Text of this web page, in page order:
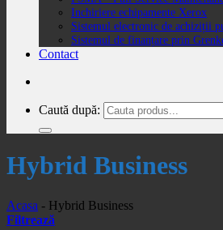
Inchiriere echipamente Xerox
Sistemul electronic de achiziții
Sistemul de finanțare prin
Contact
Caută după:
Hybrid Business
Acasa - Hybrid Business
Filtrează